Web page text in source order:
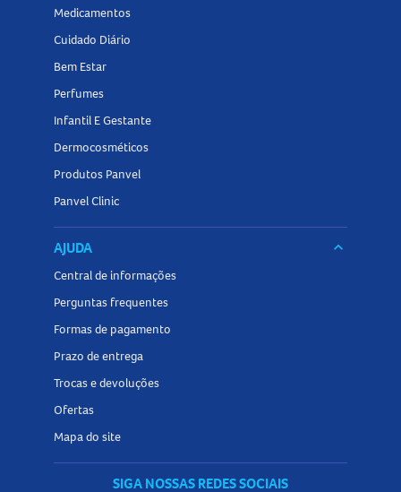
Medicamentos
Cuidado Diário
Bem Estar
Perfumes
Infantil E Gestante
Dermocosméticos
Produtos Panvel
Panvel Clinic
AJUDA keyboard_arrow_down
Central de informações
Perguntas frequentes
Formas de pagamento
Prazo de entrega
Trocas e devoluções
Ofertas
Mapa do site
SIGA NOSSAS REDES SOCIAIS